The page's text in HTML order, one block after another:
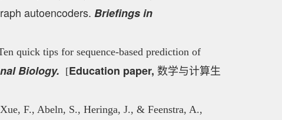
autoencoders. Briefings in
quick tips for sequence-based prediction of
Biology. [Education paper, 数学与计算生
F., Abeln, S., Heringa, J., & Feenstra, A.,